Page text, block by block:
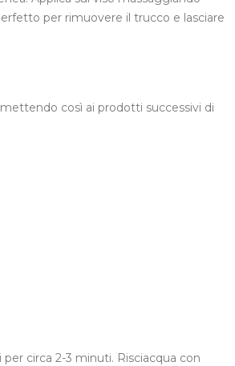
per rimuovere il trucco e lasciare
così ai prodotti successivi di
circa 2-3 minuti. Risciacqua con